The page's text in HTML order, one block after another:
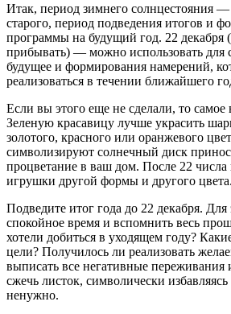
Итак, период зимнего солнцестояния —
старого, период подведения итогов и
программы на будущий год. 22 декабря
прибывать) — можно использовать для
будущее и формирования намерений,
реализоваться в течении ближайшего
Если вы этого еще не сделали, то самое
Зеленую красавицу лучше украсить
золотого, красного или оранжевого
символизируют солнечный диск
процветание в ваш дом. После 22
игрушки другой формы и другого цвета.
Подведите итог года до 22 декабря.
спокойное время и вспомнить весь
хотели добиться в уходящем году?
цели? Получилось ли реализовать
выписать все негативные переживания
сжечь листок, символически избавляясь
ненужно.